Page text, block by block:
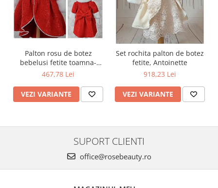
Palton rosu de botez
bebelusi fetite toamna-
iarna 3 piese, LOVE
467,78 Lei
VEZI VARIANTE
Set rochita palton de botez
fetite, Antoinette
918,23 Lei
VEZI VARIANTE
SUPORT CLIENTI
office@rosebeauty.ro